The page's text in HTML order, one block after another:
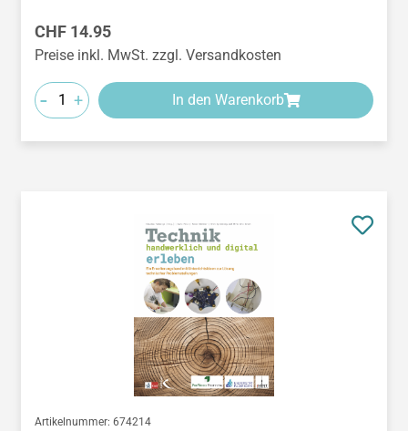
Regulärer Preis:
CHF 14.95
Preise inkl. MwSt. zzgl. Versandkosten
- + In den Warenkorb
Artikelnummer: 674214